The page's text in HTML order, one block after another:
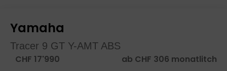
Yamaha
Tracer 9 GT Y-AMT ABS
CHF 17'990 ab CHF 306 monatlitch